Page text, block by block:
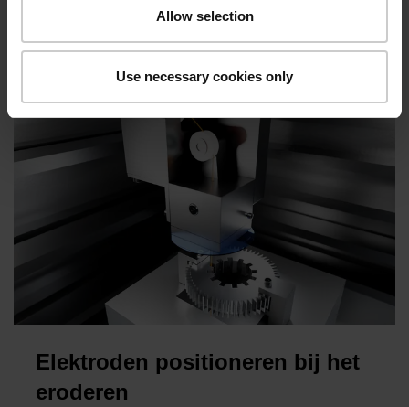
Allow selection
Use necessary cookies only
gereedschapsmachines
Elektroden positioneren bij het
eroderen